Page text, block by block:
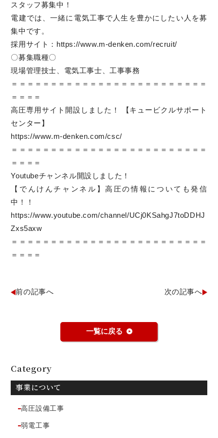
スタッフ募集中！
電建では、一緒に電気工事で人生を豊かにしたい人を募
集中です。
採用サイト： https://www.m-denken.com/recruit/
〇募集職種〇
現場管理技士、電気工事士、工事事務
＝＝＝＝＝＝＝＝＝＝＝＝＝＝＝＝＝＝＝＝＝＝＝＝＝
＝＝＝＝
高圧専用サイト開設しました！ 【キュービクルサポート
センター】
https://www.m-denken.com/csc/
＝＝＝＝＝＝＝＝＝＝＝＝＝＝＝＝＝＝＝＝＝＝＝＝＝
＝＝＝＝
Youtubeチャンネル開設しました！
【でんけんチャンネル】高圧の情報についても発信
中！！
https://www.youtube.com/channel/UCj0KSahgJ7toDDHJ
Zxs5axw
＝＝＝＝＝＝＝＝＝＝＝＝＝＝＝＝＝＝＝＝＝＝＝＝＝
＝＝＝＝
前の記事へ 次の記事へ
一覧に戻る
Category
事業について
高圧設備工事
弱電工事